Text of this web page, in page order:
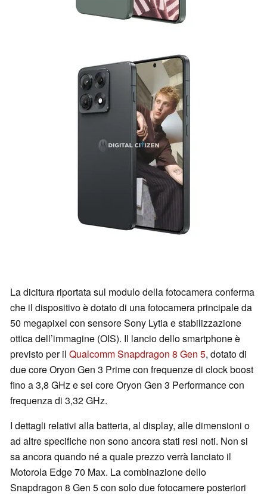
La dicitura riportata sul modulo della fotocamera conferma
che il dispositivo è dotato di una fotocamera principale da
50 megapixel con sensore Sony Lytia e stabilizzazione
ottica dell’immagine (OIS). Il lancio dello smartphone è
previsto per il Qualcomm Snapdragon 8 Gen 5, dotato di
due core Oryon Gen 3 Prime con frequenze di clock boost
fino a 3,8 GHz e sei core Oryon Gen 3 Performance con
frequenza di 3,32 GHz.
I dettagli relativi alla batteria, al display, alle dimensioni o
ad altre specifiche non sono ancora stati resi noti. Non si
sa ancora quando né a quale prezzo verrà lanciato il
Motorola Edge 70 Max. La combinazione dello
Snapdragon 8 Gen 5 con solo due fotocamere posteriori